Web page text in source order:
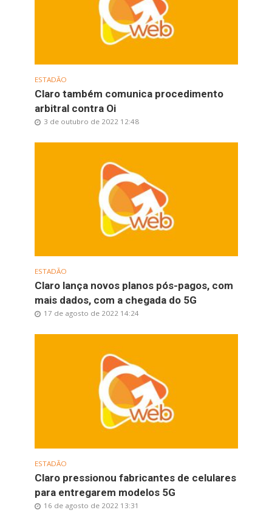
ESTADÃO
Claro também comunica procedimento
arbitral contra Oi
3 de outubro de 2022 12:48
ESTADÃO
Claro lança novos planos pós-pagos, com
mais dados, com a chegada do 5G
17 de agosto de 2022 14:24
ESTADÃO
Claro pressionou fabricantes de celulares
para entregarem modelos 5G
16 de agosto de 2022 13:31